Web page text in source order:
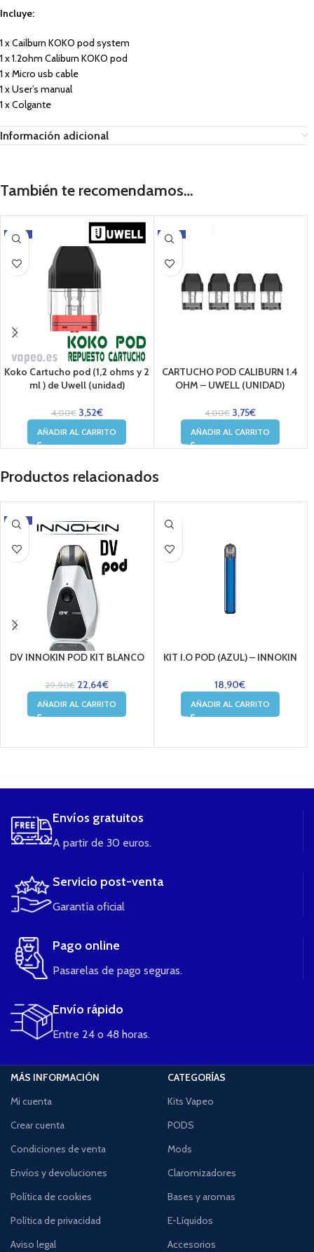
Incluye:
1 x Cailburn KOKO pod system
1 x 1.2ohm Caliburn KOKO pod
1 x Micro usb cable
1 x User’s manual
1 x Colgante
Información adicional
También te recomendamos…
-12%
Koko Cartucho pod (1,2 ohms y 2
ml ) de Uwell (unidad)
4,00€ 3,52€
AÑADIR AL CARRITO
-6%
CARTUCHO POD CALIBURN 1.4
OHM – UWELL (UNIDAD)
4,00€ 3,75€
AÑADIR AL CARRITO
Productos relacionados
-24%
DV INNOKIN POD KIT BLANCO
29,90€ 22,64€
AÑADIR AL CARRITO
KIT I.O POD (AZUL) – INNOKIN
18,90€
AÑADIR AL CARRITO
Envíos gratuitos
A partir de 30 euros.
Servicio post-venta
Garantía oficial
Pago online
Pasarelas de pago seguras.
Envío rápido
Entre 24 o 48 horas.
MÁS INFORMACIÓN
Mi cuenta
Crear cuenta
Condiciones de venta
Envíos y devoluciones
Política de cookies
Política de privacidad
Aviso legal
CATEGORÍAS
Kits Vapeo
PODS
Mods
Claromizadores
Bases y aromas
E-Líquidos
Accesorios